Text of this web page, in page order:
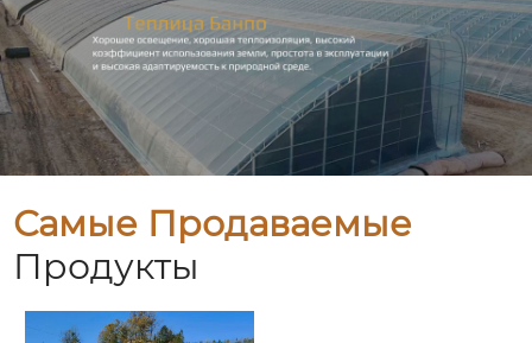
Самые Продаваемые
Продукты